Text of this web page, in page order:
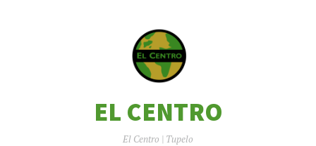
EL CENTRO
El Centro | Tupelo